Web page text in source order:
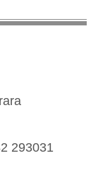
293031